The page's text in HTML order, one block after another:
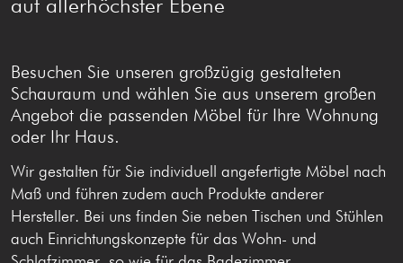
auf allerhöchster Ebene
Besuchen Sie unseren großzügig gestalteten
Schauraum und wählen Sie aus unserem großen
Angebot die passenden Möbel für Ihre Wohnung
oder Ihr Haus.
Wir gestalten für Sie individuell angefertigte Möbel nach
Maß und führen zudem auch Produkte anderer
Hersteller. Bei uns finden Sie neben Tischen und Stühlen
auch Einrichtungskonzepte für das Wohn- und